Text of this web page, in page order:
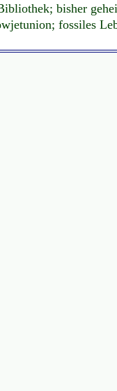
bisher
fossiles